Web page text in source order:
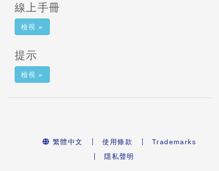
線上手冊
檢視 »
提示
檢視 »
繁體中文 使用條款
Trademarks
隱私聲明